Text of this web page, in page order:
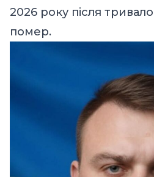
2026 року після
помер.